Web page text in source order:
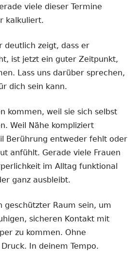
viele dieser Termine
kalkuliert.
deutlich zeigt, dass er
ist jetzt ein guter Zeitpunkt,
Lass uns darüber sprechen,
dich sein kann.
kommen, weil sie sich selbst
Weil Nähe kompliziert
Berührung entweder fehlt oder
anfühlt. Gerade viele Frauen
im Alltag funktional
ganz ausbleibt.
geschützter Raum sein, um
sicheren Kontakt mit
zu kommen. Ohne
In deinem Tempo.